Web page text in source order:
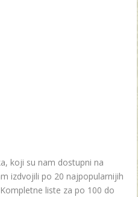
koji su nam dostupni na
izdvojili po 20 najpopularnijih
liste za po 100 do